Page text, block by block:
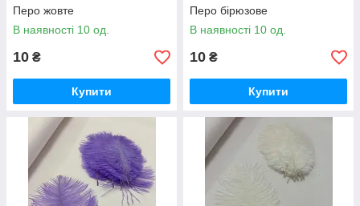
Перо жовте
В наявності 10 од.
10 ₴
Купити
Перо бірюзове
В наявності 10 од.
10 ₴
Купити